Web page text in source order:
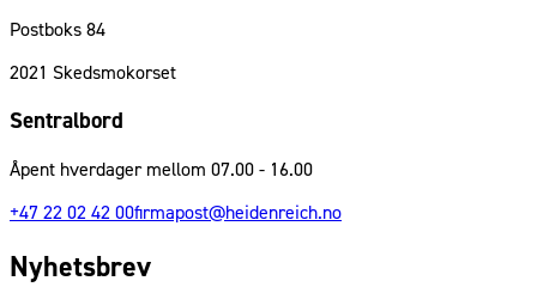
Postboks 84
2021 Skedsmokorset
Sentralbord
Åpent hverdager mellom 07.00 - 16.00
+47 22 02 42 00firmapost@heidenreich.no
Nyhetsbrev